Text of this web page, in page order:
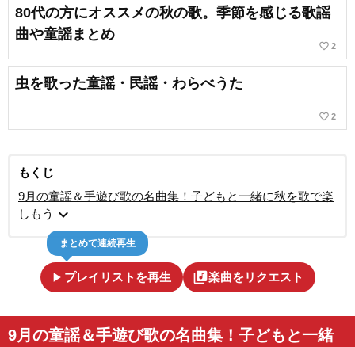
80代の方にオススメの秋の歌。季節を感じる歌謡
曲や童謡まとめ
favorite_border 2
虫を歌った童謡・民謡・わらべうた
favorite_border 2
もくじ
9月の童謡＆手遊び歌の名曲集！子どもと一緒に秋を歌で楽
しもう expand_more
play_arrow プレイリストを再生
まとめて連続再生
library_music楽曲をリクエスト
9月の童謡＆手遊び歌の名曲集！子どもと一緒